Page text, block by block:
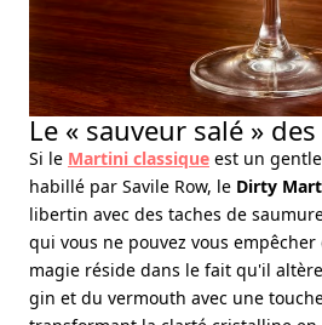
Le « sauveur salé »
Si le Martini classique est un
habillé par Savile Row, le Dirty
libertin avec des taches de
qui vous ne pouvez vous
magie réside dans le fait qu'il
gin et du vermouth avec une